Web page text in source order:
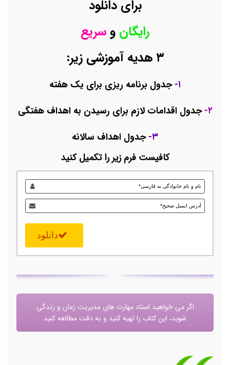
برای دانلود
رایگان و سریع
۳ هدیه آموزشی زیر:
۱- جدول برنامه ریزی برای یک هفته
۲- جدول اقدامات لازم برای رسیدن به اهداف هفتگی
۳- جدول اهداف سالانه
کافیست فرم زیر را تکمیل کنید
دانلود
اگر می خواهید استاد مهارت های مدیریت زمان و زندگی
شوید، این کتاب را تهیه کنید و به دقت مطالعه کنید